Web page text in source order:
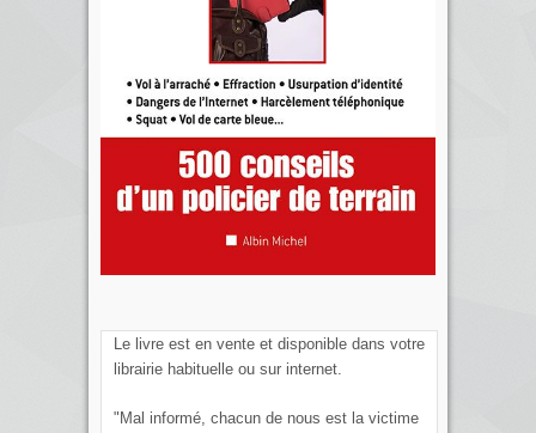
Le livre est en vente et disponible dans votre
librairie habituelle ou sur internet.
"Mal informé, chacun de nous est la victime